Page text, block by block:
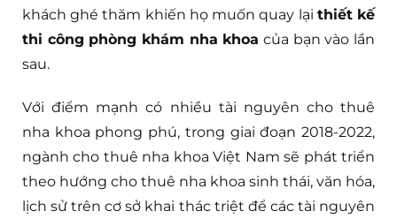
khách ghé thăm khiến họ muốn quay lại thiết kế
thi công phòng khám nha khoa của bạn vào lần
sau.
Với điểm mạnh có nhiều tài nguyên cho thuê
nha khoa phong phú, trong giai đoạn 2018-2022,
ngành cho thuê nha khoa Việt Nam sẽ phát triển
theo hướng cho thuê nha khoa sinh thái, văn hóa,
lịch sử trên cơ sở khai thác triệt để các tài nguyên